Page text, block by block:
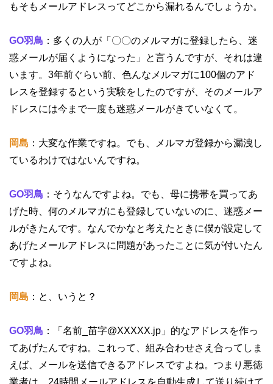
もそもメールアドレスってどこから漏れるんでしょうか。
GO羽鳥 ：多くの人が「〇〇のメルマガに登録したら、迷
惑メールが届くようになった」と言うんですが、それは違
います。3年前ぐらい前、色んなメルマガに100個のアド
レスを登録するという実験をしたのですが、そのメールア
ドレスには今まで一度も迷惑メールがきていなくて。
岡島 ：大変な作業ですね。でも、メルマガ登録から漏洩し
ているわけではないんですね。
GO羽鳥 ：そうなんですよね。でも、母に携帯を買ってあ
げた時、何のメルマガにも登録していないのに、迷惑メー
ルがきたんです。なんでかなと考えたときに僕が設定して
あげたメールアドレスに問題があったことに気が付いたん
ですよね。
岡島 ：と、いうと？
GO羽鳥 ：「名前_苗字@XXXXX.jp」的なアドレスを作っ
てあげたんですね。これって、組み合わせさえ合ってしま
えば、メールを送信できるアドレスですよね。つまり悪徳
業者は、24時間メールアドレスを自動生成して送り続けて